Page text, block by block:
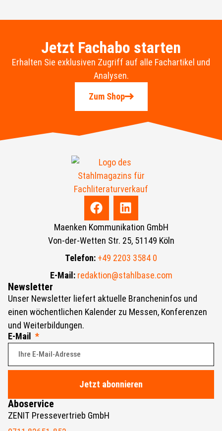
Jetzt Fachabo starten
Erhalten Sie exklusiven Zugriff auf alle Fachartikel und
Analysen.
Zum Shop
Newsletter
Unser Newsletter liefert aktuelle Brancheninfos und
einen wöchentlichen Kalender zu Messen, Konferenzen
und Weiterbildungen.
E-Mail
Jetzt abonnieren
Aboservice
ZENIT Pressevertrieb GmbH
Maenken Kommunikation GmbH
Von-der-Wetten Str. 25, 51149 Köln
Telefon: +49 2203 3584 0
E-Mail: redaktion@stahlbase.com